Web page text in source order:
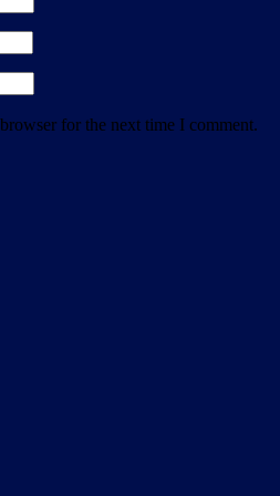
for the next time I comment.